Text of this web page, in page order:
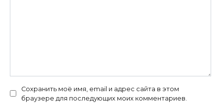
Сохранить моё имя, email и адрес сайта в этом
браузере для последующих моих комментариев.